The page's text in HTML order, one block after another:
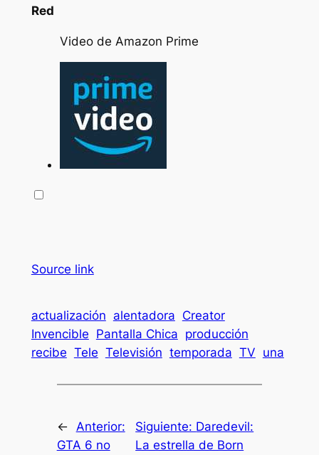
Red
Video de Amazon Prime
Source link
actualización alentadora Creator
Invencible Pantalla Chica producción
recibe Tele Televisión temporada TV una
←
Anterior:
GTA 6 no
Siguiente: Daredevil:
La estrella de Born